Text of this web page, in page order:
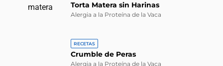
Torta Matera sin Harinas
Alergia a la Proteína de la Vaca
RECETAS
Crumble de Peras
Alergia a la Proteína de la Vaca